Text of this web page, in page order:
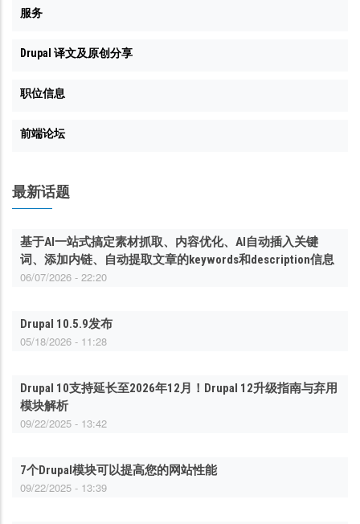
服务
Drupal 译文及原创分享
职位信息
前端论坛
最新话题
基于AI一站式搞定素材抓取、内容优化、AI自动插入关键
词、添加内链、自动提取文章的keywords和description信息
06/07/2026 - 22:20
Drupal 10.5.9发布
05/18/2026 - 11:28
Drupal 10支持延长至2026年12月！Drupal 12升级指南与弃用
模块解析
09/22/2025 - 13:42
7个Drupal模块可以提高您的网站性能
09/22/2025 - 13:39